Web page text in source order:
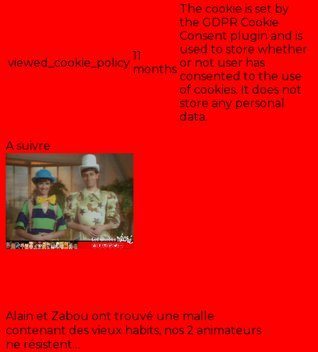
viewed_cookie_policy
11
months
The cookie is set by
the GDPR Cookie
Consent plugin and is
used to store whether
or not user has
consented to the use
of cookies. It does not
store any personal
data.
A suivre
Alain et Zabou ont trouvé une malle
contenant des vieux habits, nos 2 animateurs
ne résistent…